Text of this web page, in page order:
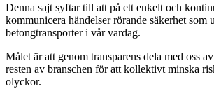
Denna sajt syftar till att på ett enkelt och
kommunicera händelser rörande säkerhet som
betongtransporter i vår vardag.
Målet är att genom transparens dela med oss
resten av branschen för att kollektivt minska
olyckor.